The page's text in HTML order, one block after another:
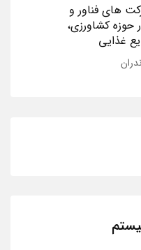
های فناور و
حوزه کشاورزی،
غذایی